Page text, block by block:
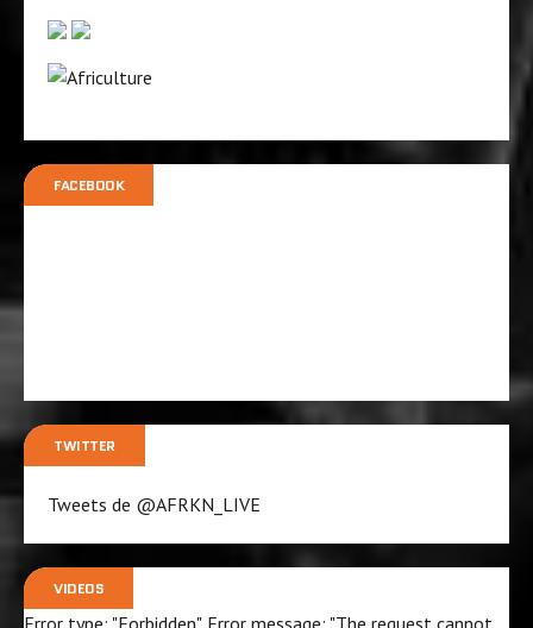
FACEBOOK
TWITTER
Tweets de @AFRKN_LIVE
VIDEOS